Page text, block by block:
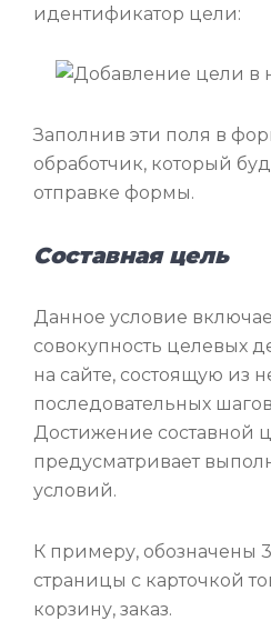
идентификатор цели:
Заполнив эти поля в
обработчик, который
отправке формы.
Составная цель
Данное условие
совокупность целевых
на сайте, состоящую из
последовательных шагов
Достижение составной
предусматривает
условий.
К примеру, обозначены
страницы с карточкой
корзину, заказ.